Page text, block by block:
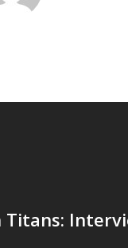
Titans: